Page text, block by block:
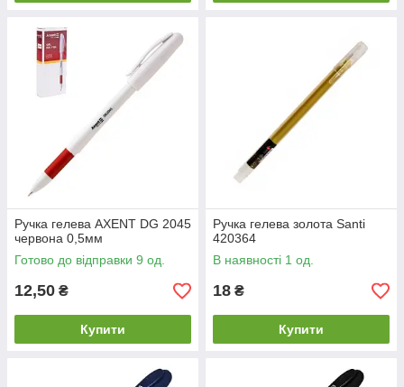
Ручка гелева AXENT DG 2045
червона 0,5мм
Готово до відправки 9 од.
12,50 ₴
Купити
Ручка гелева золота Santi
420364
В наявності 1 од.
18 ₴
Купити